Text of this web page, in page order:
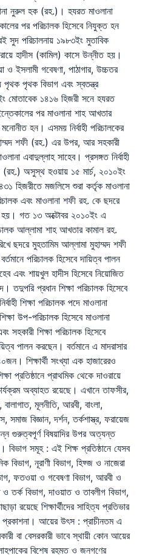
নুরুল হক (রহ.)। হযরত মাওলানা
পর পরিচালক হিসেবে নিযুক্ত হন
সুদ পরিচালনায় ১৯৮৩ইং মুতাবিক
হাদীস (কামিল) কাসে উন্নীত হয়।
ও ইসলামী গবেষণা, পাঠাগার, উচ্চতর
পৃথক পৃথক বিভাগ এবং স্বতন্ত্র
মোতাবেক ১৪১৬ হিজরী সনে হযরত
পর মাওলানা শাহ আখতার
হন। এসময় নির্বাহী পরিচালকের
শফী (রহ.) এর উপর, আর সহকারী
এবাদুল্লাহ সাহেব। প্রসঙ্গত নির্বাহী
(রহ.) অসুস্থ হওয়ায় ১৫ মার্চ, ২০১০ইং
হিজরীতে মজলিসে শুরা কর্তৃক মাওলানা
এবং মাওলানা শফী রহ. কে ছদরে
হয়। গত ১৩ অক্টোবর ২০১০ইং এ
আল্লামা শাহ আখতার কামাল রহ.
ছদরে মুহতামিম আল্লামা মুহাম্মদ শফী
পরিচালক হিসেবে দায়িত্ব পালন
এবং শায়খুল হাদীস হিসেবে নিয়োজিত
তদুপরি প্রধান শিক্ষা পরিচালক হিসেবে
শিক্ষা পরিচালক পদে মাওলানা
উপ-পরিচালক হিসেবে মাওলানা
সহকারী শিক্ষা পরিচালক হিসেবে
পালন করছেন। বর্তমানে এ মাদরাসার
শিক্ষার্থী সংখ্যা এক হাজারেরও
প্রতিষ্ঠানে প্রাথমিক থেকে দাওরায়ে
অব্যাহত রয়েছে। এখানে তাফসীর,
মূলনীতি, আরবী, বাংলা,
বিজ্ঞান, দর্শন, তর্কশাস্ত্র, ফরায়েজ
গুরুত্বপূর্ণ বিষয়াদির উপর অত্যন্ত
বিভাগ সমূহ : এই শিক্ষ প্রতিষ্ঠানে যেসব
বিভাগ, নূরাণী বিভাগ, হিফ্জ ও নাজেরা
ফতওয়া ও গবেষণা বিভাগ, আরবী ও
ও তর্ক বিভাগ, দাওয়াত ও তাবলীগ বিভাগ,
রয়েছে শিক্ষার্থীদের সাহিত্য প্রতিভার
প্রকাশনা। আয়ের উৎস : প্রাচীনতম এ
বা বেসরকারী ভাবে স্থায়ী কোন আয়ের
বিশেষ রহমত ও জনগণের